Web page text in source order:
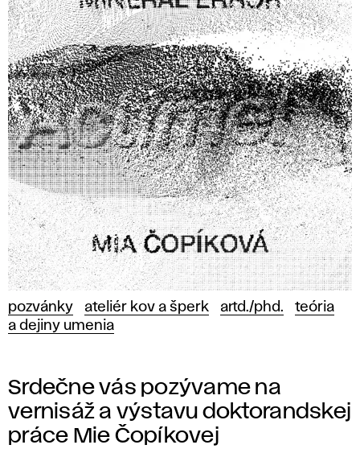
pozvánky ateliér kov a šperk artd./phd.
teória
a dejiny umenia
Srdečne vás pozývame na
vernisáž a výstavu doktorandskej
práce Mie Čopíkovej